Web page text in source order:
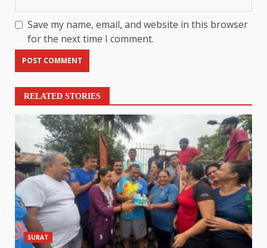
Save my name, email, and website in this browser
for the next time I comment.
RELATED STORIES
SURAT